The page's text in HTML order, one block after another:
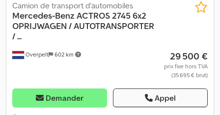
Overpelt 602 km
Camion de transport d'automobiles
Mercedes-Benz ACTROS 2745 6x2
OPRIJWAGEN / AUTOTRANSPORTER
/ ...
29 500 €
prix fixe hors TVA
(35 695 € brut)
Demander Appel